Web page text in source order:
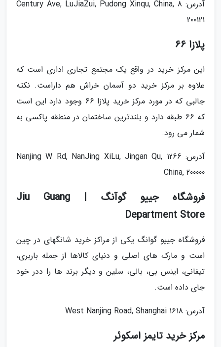
آدرس: 8 Century Ave, LuJiaZui, Pudong Xinqu, China,
200121
پلازا 66
این مرکز خرید در واقع یک مجتمع تجاری اداری است که
علاوه بر مرکز خرید دو آسمان خراش هم داراست. نکته
جالبی که در مورد مرکز خرید پلازا 66 وجود دارد این است
که 66 طبقه دارد و بلندترین ساختمان در منطقه پاکسی به
شمار می رود.
آدرس: 1266 Nanjing W Rd, NanJing XiLu, Jingan Qu,
China, 200000
فروشگاه جییو گوآنگ | Jiu Guang
Department Store
فروشگاه جییو گوانگ یکی از مراکز خرید شانگهای در چین
است و مارک های اصلی و دنیای کالاها از جمله باربری،
تیفانی، اینس بی، بالی، سلین و دیگر برند ها را ددر خود
جای داده است.
آدرس: 1618 West Nanjing Road, Shanghai
مرکز خرید تایمز اسکوئر